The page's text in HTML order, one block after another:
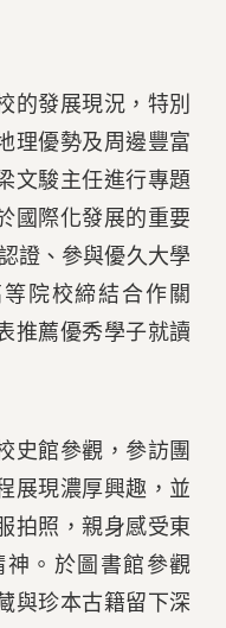
發展現況，特別
理優勢及周邊豐富
文駿主任進行專題
國際化發展的重要
證、參與優久大學
院校締結合作關
推薦優秀學子就讀
館參觀，參訪團
展現濃厚興趣，並
拍照，親身感受東
。於圖書館參觀
與珍本古籍留下深